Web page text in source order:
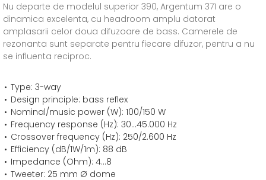
Nu departe de modelul superior 390, Argentum 371 are o
dinamica excelenta, cu headroom amplu datorat
amplasarii celor doua difuzoare de bass. Camerele de
rezonanta sunt separate pentru fiecare difuzor, pentru a nu
se influenta reciproc.
Type: 3-way
Design principle: bass reflex
Nominal/music power (W): 100/150 W
Frequency response (Hz): 30...45.000 Hz
Crossover frequency (Hz): 250/2.600 Hz
Efficiency (dB/1W/1m): 88 dB
Impedance (Ohm): 4...8
Tweeter: 25 mm Ø dome